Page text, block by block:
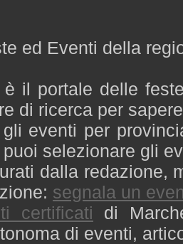
ed Eventi della
il portale delle
di ricerca per
eventi per
selezionare gli
dalla redazione,
segnala un
certificati di
di eventi,